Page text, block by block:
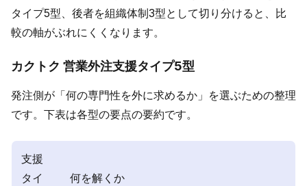
タイプ5型、後者を組織体制3型として切り分けると、比
較の軸がぶれにくくなります。
カクトク 営業外注支援タイプ5型
発注側が「何の専門性を外に求めるか」を選ぶための整理
です。下表は各型の要点の要約です。
支援
タイ
何を解くか